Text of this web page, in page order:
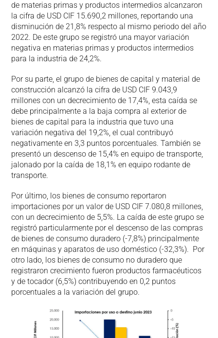
de materias primas y productos intermedios alcanzaron
la cifra de USD CIF 15.690,2 millones, reportando una
disminución de 21,8% respecto al mismo periodo del año
2022. De este grupo se registró una mayor variación
negativa en materias primas y productos intermedios
para la industria de 24,2%.
Por su parte, el grupo de bienes de capital y material de
construcción alcanzó la cifra de USD CIF 9.043,9
millones con un decrecimiento de 17,4%, esta caída se
debe principalmente a la baja compra al exterior de
bienes de capital para la industria que tuvo una
variación negativa del 19,2%, el cual contribuyó
negativamente en 3,3 puntos porcentuales. También se
presentó un descenso de 15,4% en equipo de transporte,
jalonado por la caída de 18,1% en equipo rodante de
transporte.
Por último, los bienes de consumo reportaron
importaciones por un valor de USD CIF 7.080,8 millones,
con un decrecimiento de 5,5%. La caída de este grupo se
registró particularmente por el descenso de las compras
de bienes de consumo duradero (-7,8%) principalmente
en máquinas y aparatos de uso doméstico (-32,3%). Por
otro lado, los bienes de consumo no duradero que
registraron crecimiento fueron productos farmacéuticos
y de tocador (6,5%) contribuyendo en 0,2 puntos
porcentuales a la variación del grupo.